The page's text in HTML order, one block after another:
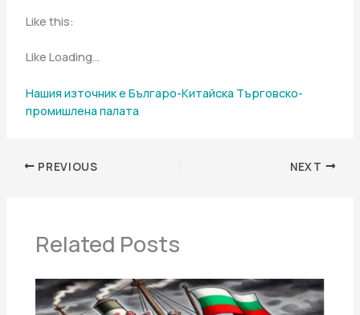
Like this:
Like Loading…
Нашия източник е Българо-Китайска Търговско-
промишлена палaта
PREVIOUS NEXT
Related Posts